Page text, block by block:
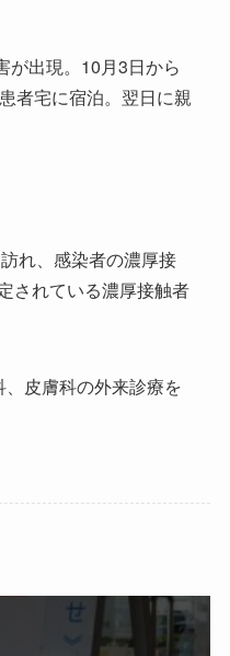
が出現。10月3日から
者宅に宿泊。翌日に親
れ、感染者の濃厚接
されている濃厚接触者
皮膚科の外来診療を